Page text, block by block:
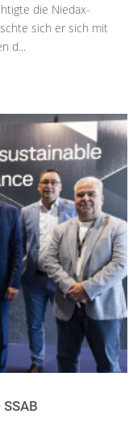
die Niedax-
sich er sich mit
d...
SSAB